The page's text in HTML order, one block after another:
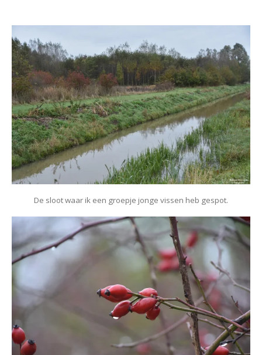
De sloot waar ik een groepje jonge vissen heb gespot.